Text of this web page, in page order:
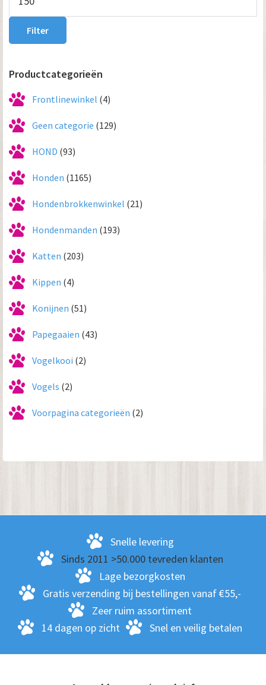
prijs
Filter
Productcategorieën
Frontlinewinkel (4)
Geen categorie (129)
HOND (93)
Honden (1165)
Hondenbrokkenwinkel (21)
Hondenmanden (193)
Katten (203)
Kippen (4)
Konijnen (51)
Papegaaien (43)
Vogelkooi (2)
Vogels (2)
Voorpagina categorieën (2)
Snelle levering
Sinds 2011 >50.000 tevreden klanten
Lage bezorgkosten
Gratis verzending bij bestellingen vanaf €55,-
Zeer ruim assortiment
14 dagen op zicht
Snel en veilig betalen